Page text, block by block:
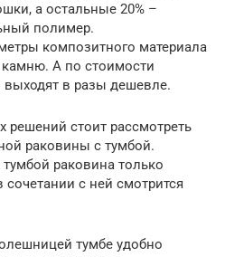
а остальные 20% –
полимер.
композитного материала
камню. А по стоимости
выходят в разы дешевле.
решений стоит рассмотреть
раковины с тумбой.
раковина только
с ней смотрится
тумбе удобно